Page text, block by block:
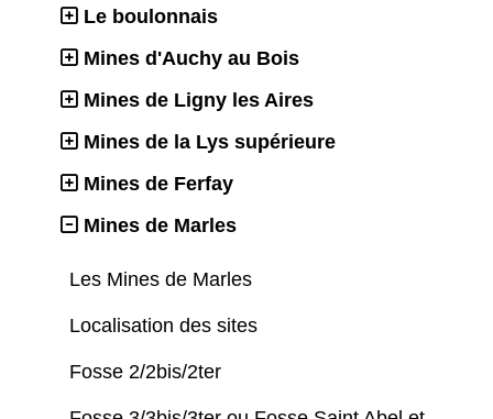
Le boulonnais
Mines d'Auchy au Bois
Mines de Ligny les Aires
Mines de la Lys supérieure
Mines de Ferfay
Mines de Marles
Les Mines de Marles
Localisation des sites
Fosse 2/2bis/2ter